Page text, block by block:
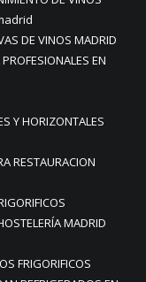
DE VINOS MADRID
EN
Y HORIZONTALES
RESTAURACION
MADRID
FRIGORIFICOS